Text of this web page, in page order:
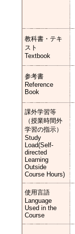
教科書・テキ
スト
Textbook
参考書
Reference
Book
課外学習等
（授業時間外
学習の指示）
Study
Load(Self-
directed
Learning
Outside
Course Hours)
使用言語
Language
Used in the
Course